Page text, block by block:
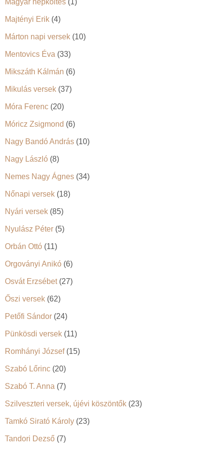
Majtényi Erik (4)
Márton napi versek (10)
Mentovics Éva (33)
Mikszáth Kálmán (6)
Mikulás versek (37)
Móra Ferenc (20)
Móricz Zsigmond (6)
Nagy Bandó András (10)
Nagy László (8)
Nemes Nagy Ágnes (34)
Nőnapi versek (18)
Nyári versek (85)
Nyulász Péter (5)
Orbán Ottó (11)
Orgoványi Anikó (6)
Osvát Erzsébet(27)
Őszi versek (62)
Petőfi Sándor (24)
Pünkösdi versek (11)
Romhányi József(15)
Szabó Lőrinc (20)
Szabó T. Anna (7)
Szilveszteri versek, újévi köszöntők (23)
Tamkó Sirató Károly (23)
Tandori Dezső (7)